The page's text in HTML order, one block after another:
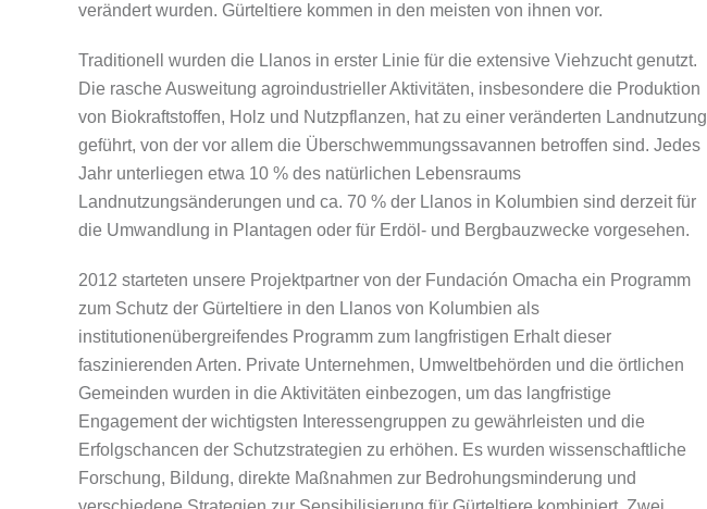
verändert wurden. Gürteltiere kommen in den meisten von ihnen vor.
Traditionell wurden die Llanos in erster Linie für die extensive Viehzucht genutzt.
Die rasche Ausweitung agroindustrieller Aktivitäten, insbesondere die Produktion
von Biokraftstoffen, Holz und Nutzpflanzen, hat zu einer veränderten Landnutzung
geführt, von der vor allem die Überschwemmungssavannen betroffen sind. Jedes
Jahr unterliegen etwa 10 % des natürlichen Lebensraums
Landnutzungsänderungen und ca. 70 % der Llanos in Kolumbien sind derzeit für
die Umwandlung in Plantagen oder für Erdöl- und Bergbauzwecke vorgesehen.
2012 starteten unsere Projektpartner von der Fundación Omacha ein Programm
zum Schutz der Gürteltiere in den Llanos von Kolumbien als
institutionenübergreifendes Programm zum langfristigen Erhalt dieser
faszinierenden Arten. Private Unternehmen, Umweltbehörden und die örtlichen
Gemeinden wurden in die Aktivitäten einbezogen, um das langfristige
Engagement der wichtigsten Interessengruppen zu gewährleisten und die
Erfolgschancen der Schutzstrategien zu erhöhen. Es wurden wissenschaftliche
Forschung, Bildung, direkte Maßnahmen zur Bedrohungsminderung und